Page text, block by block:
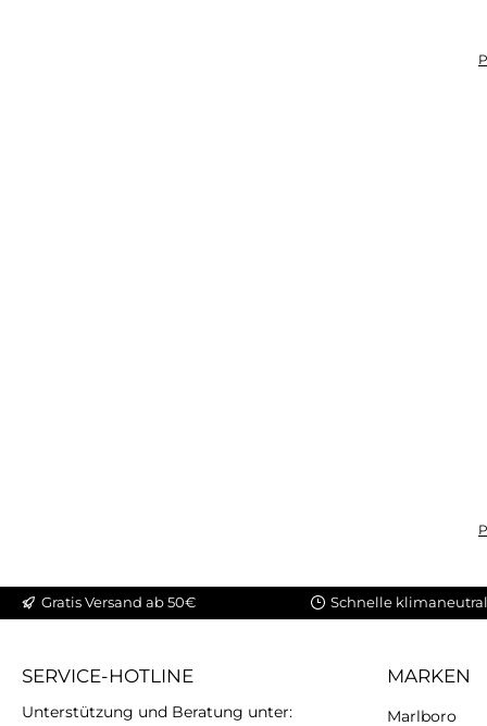
Gratis Versand ab 50€ Schnelle
SERVICE-HOTLINE
Unterstützung und Beratung unter:
MARKEN
Marlboro